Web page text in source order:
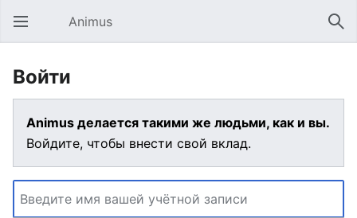
Открыть главное меню Animus
Войти
Animus делается такими же людьми, как и вы.
Войдите, чтобы внести свой вклад.